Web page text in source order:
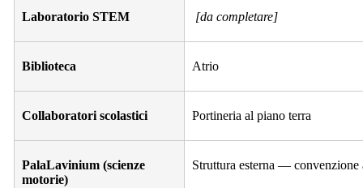
Laboratorio STEM [da completare]
Biblioteca Atrio
Collaboratori scolastici Portineria al piano terra
PalaLavinium (scienze
motorie)
Struttura esterna —